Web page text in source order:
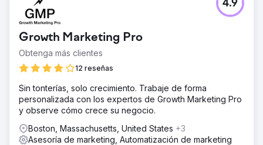
Growth Marketing Pro
Obtenga más clientes
12 reseñas
4.9
Sin tonterías, solo crecimiento. Trabaje de forma
personalizada con los expertos de Growth Marketing Pro
y observe cómo crece su negocio.
Boston, Massachusetts, United States +3
Asesoría de marketing, Automatización de marketing